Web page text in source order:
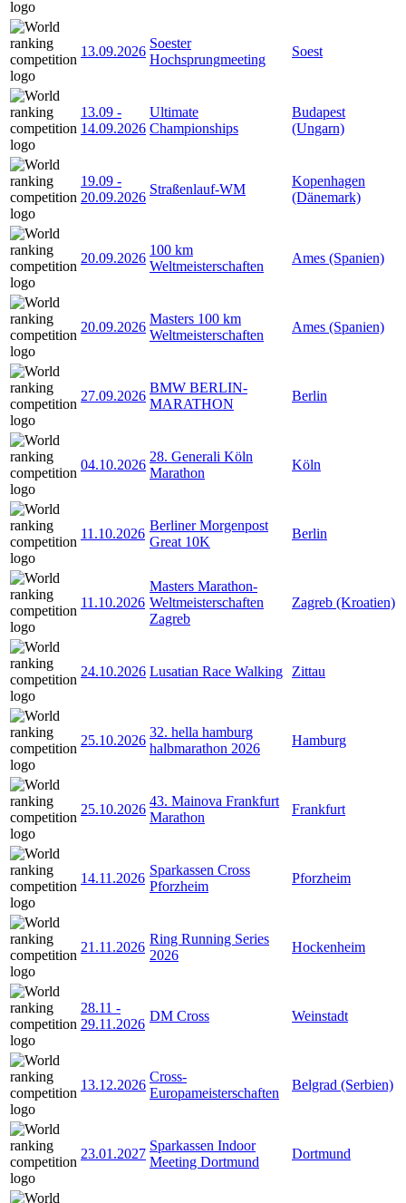
13.09.2026
Soester
Hochsprungmeeting
Soest
13.09 -
14.09.2026
Ultimate
Championships
Budapest
(Ungarn)
19.09 -
20.09.2026
Straßenlauf-WM
Kopenhagen
(Dänemark)
20.09.2026
100 km
Weltmeisterschaften
Ames (Spanien)
20.09.2026
Masters 100 km
Weltmeisterschaften
Ames (Spanien)
27.09.2026
BMW BERLIN-
MARATHON
Berlin
04.10.2026
28. Generali Köln
Marathon
Köln
11.10.2026
Berliner Morgenpost
Great 10K
Berlin
11.10.2026
Masters Marathon-
Weltmeisterschaften
Zagreb
Zagreb (Kroatien)
24.10.2026 Lusatian Race Walking Zittau
25.10.2026
32. hella hamburg
halbmarathon 2026
Hamburg
25.10.2026
43. Mainova Frankfurt
Marathon
Frankfurt
14.11.2026
Sparkassen Cross
Pforzheim
Pforzheim
21.11.2026
Ring Running Series
2026
Hockenheim
28.11 -
29.11.2026
DM Cross Weinstadt
13.12.2026
Cross-
Europameisterschaften
Belgrad (Serbien)
23.01.2027
Sparkassen Indoor
Meeting Dortmund
Dortmund